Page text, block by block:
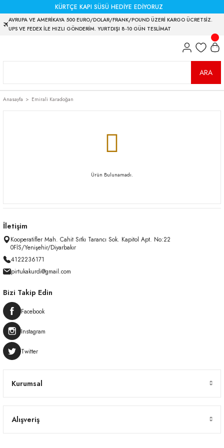
KÜRTÇE KAPI SÜSÜ HEDİYE EDİYORUZ
AVRUPA VE AMERİKAYA 500 EURO/DOLAR/FRANK/POUND ÜZERİ KARGO ÜCRETSİZ.
UPS VE FEDEX İLE HIZLI GÖNDERİM. YURTDIŞI 8-10 GÜN TESLİMAT
ARA
Anasayfa Emirali Karadoğan
Ürün Bulunamadı.
İletişim
Kooperatifler Mah. Cahit Sıtkı Tarancı Sok. Kapitol Apt. No:22
0FİS/Yenişehir/Diyarbakır
4122236171
pirtukakurdi@gmail.com
Kurumsal
Alışveriş
Bizi Takip Edin
Facebook
Instagram
Twitter